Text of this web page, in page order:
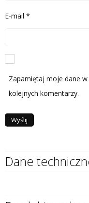
E-mail *
Zapamiętaj moje dane
kolejnych komentarzy.
Dane